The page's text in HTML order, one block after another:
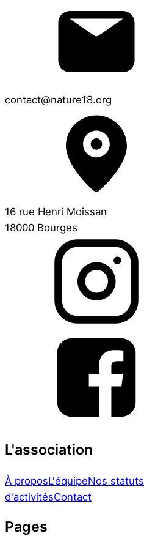
contact@nature18.org
16 rue Henri Moissan
18000 Bourges
L'association
À proposL'équipeNos statuts
d'activitésContact
Pages